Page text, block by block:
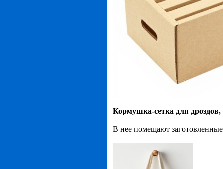
Кормушка-сетка для дроздов,
В нее помещают